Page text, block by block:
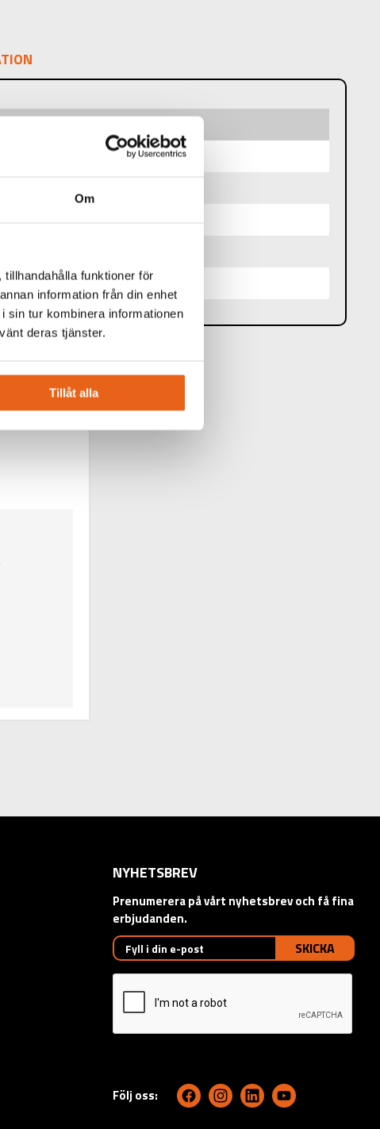
Om
funktioner för
information från din enhet
sin tur kombinera informationen
deras tjänster.
Tillåt alla
NYHETSBREV
Prenumerera på vårt nyhetsbrev och få fina
erbjudanden.
SKICKA
Följ oss: